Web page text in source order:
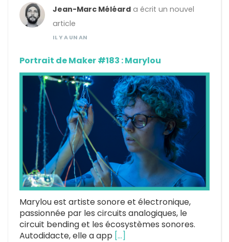
Jean-Marc Méléard a écrit un nouvel
article
IL Y A UN AN
Portrait de Maker #183 : Marylou
Marylou est artiste sonore et électronique,
passionnée par les circuits analogiques, le
circuit bending et les écosystèmes sonores.
Autodidacte, elle a app […]